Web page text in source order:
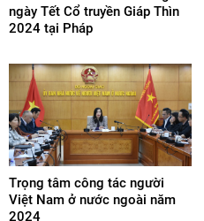
ngày Tết Cổ truyền Giáp Thìn
2024 tại Pháp
Trọng tâm công tác người
Việt Nam ở nước ngoài năm
2024